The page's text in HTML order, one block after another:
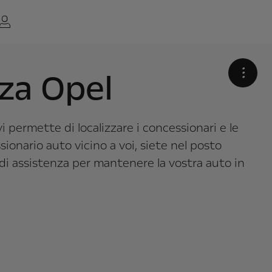
•
Opel
permette di localizzare i concessionari e le
auto vicino a voi, siete nel posto
assistenza per mantenere la vostra auto in